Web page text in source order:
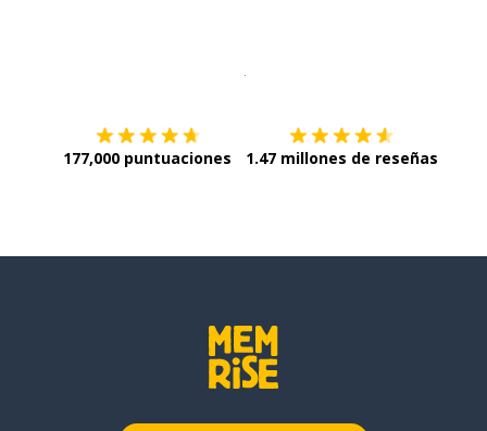
177,000 puntuaciones 1.47 millones de reseñas